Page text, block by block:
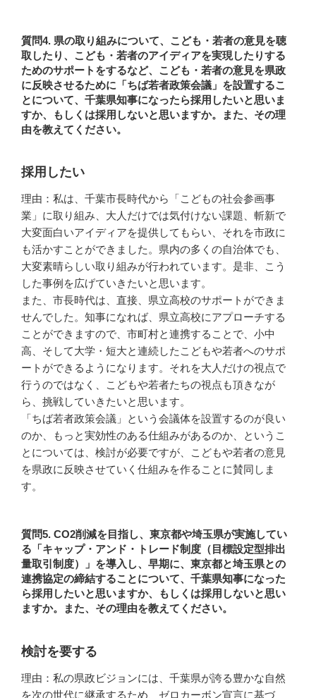
質問4. 県の取り組みについて、こども・若者の意見を聴
取したり、こども・若者のアイディアを実現したりする
ためのサポートをするなど、こども・若者の意見を県政
に反映させるために「ちば若者政策会議」を設置するこ
とについて、千葉県知事になったら採用したいと思いま
すか、もしくは採用しないと思いますか。また、その理
由を教えてください。
採用したい
理由：私は、千葉市長時代から「こどもの社会参画事
業」に取り組み、大人だけでは気付けない課題、斬新で
大変面白いアイディアを提供してもらい、それを市政に
も活かすことができました。県内の多くの自治体でも、
大変素晴らしい取り組みが行われています。是非、こう
した事例を広げていきたいと思います。
また、市長時代は、直接、県立高校のサポートができま
せんでした。知事になれば、県立高校にアプローチする
ことができますので、市町村と連携することで、小中
高、そして大学・短大と連続したこどもや若者へのサポ
ートができるようになります。それを大人だけの視点で
行うのではなく、こどもや若者たちの視点も頂きなが
ら、挑戦していきたいと思います。
「ちば若者政策会議」という会議体を設置するのが良い
のか、もっと実効性のある仕組みがあるのか、というこ
とについては、検討が必要ですが、こどもや若者の意見
を県政に反映させていく仕組みを作ることに賛同しま
す。
質問5. CO2削減を目指し、東京都や埼玉県が実施してい
る「キャップ・アンド・トレード制度（目標設定型排出
量取引制度）」を導入し、早期に、東京都と埼玉県との
連携協定の締結することについて、千葉県知事になった
ら採用したいと思いますか、もしくは採用しないと思い
ますか。また、その理由を教えてください。
検討を要する
理由：私の県政ビジョンには、千葉県が誇る豊かな自然
を次の世代に継承するため、ゼロカーボン宣言に基づ